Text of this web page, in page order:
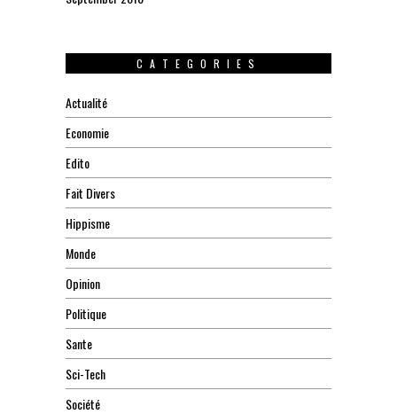
CATEGORIES
Actualité
Economie
Edito
Fait Divers
Hippisme
Monde
Opinion
Politique
Sante
Sci-Tech
Société